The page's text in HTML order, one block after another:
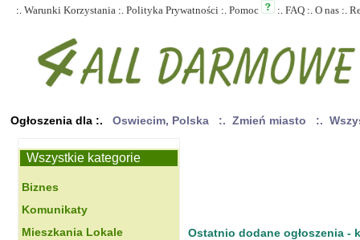
:. Warunki Korzystania :. Polityka Prywatności :. Pomoc :. FAQ :. O nas :.
Ogłoszenia dla :.Oswiecim, Polska :. Zmień miasto :.
Wszystkie kategorie
Biznes
Komunikaty
Mieszkania Lokale
Ostatnio dodane ogłoszenia -